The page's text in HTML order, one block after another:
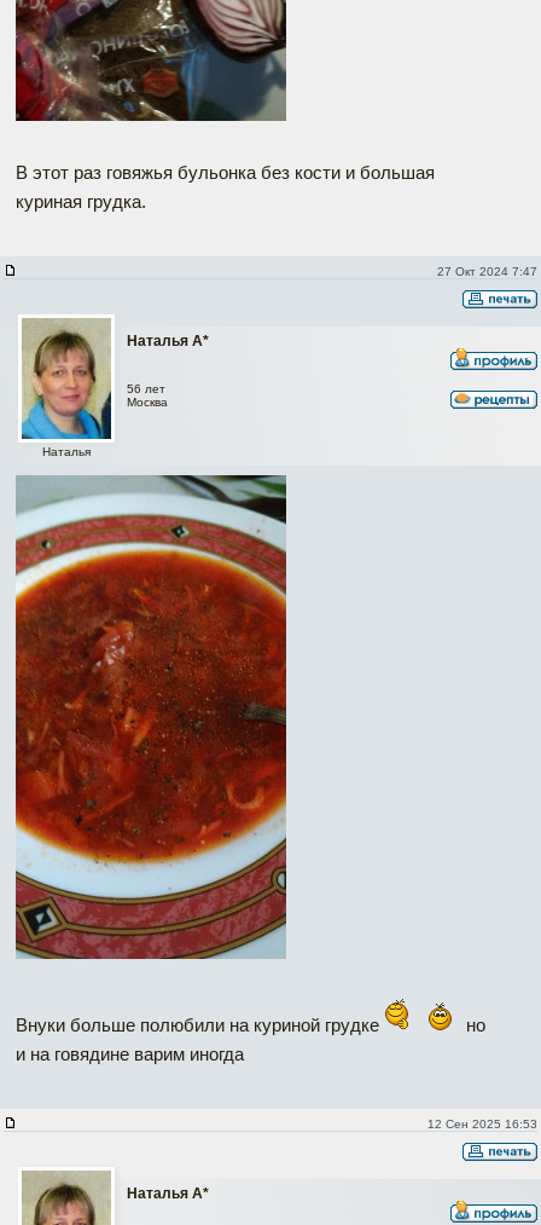
В этот раз говяжья бульонка без кости и большая
куриная грудка.
27 Окт 2024 7:47
Наталья А*
Наталья
56 лет
Москва
Внуки больше полюбили на куриной грудке
но
и на говядине варим иногда
12 Сен 2025 16:53
Наталья А*